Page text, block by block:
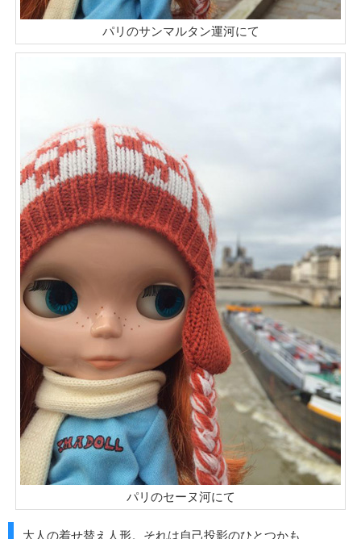
パリのサンマルタン運河にて
パリのセーヌ河にて
大人の着せ替え人形。それは自己投影のひとつかも